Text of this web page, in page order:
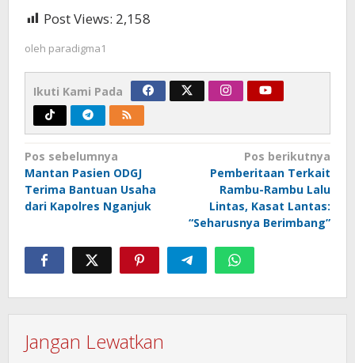
Post Views: 2,158
oleh paradigma1
Ikuti Kami Pada
Navigasi
pos
Pos sebelumnya
Mantan Pasien ODGJ
Terima Bantuan Usaha
dari Kapolres Nganjuk
Pos berikutnya
Pemberitaan Terkait
Rambu-Rambu Lalu
Lintas, Kasat Lantas:
“Seharusnya Berimbang”
Jangan Lewatkan